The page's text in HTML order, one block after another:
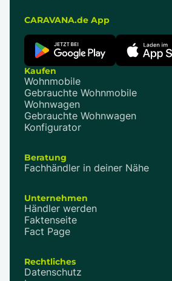
CARAVANA.de App
Kaufen
Wohnmobile
Gebrauchte Wohnmobile
Wohnwagen
Gebrauchte Wohnwagen
Konfigurator
Beratung
Fachhändler in deiner Nähe
Unternehmen
Händler werden
Faktenseite
Fact Page
Rechtliches
Datenschutz